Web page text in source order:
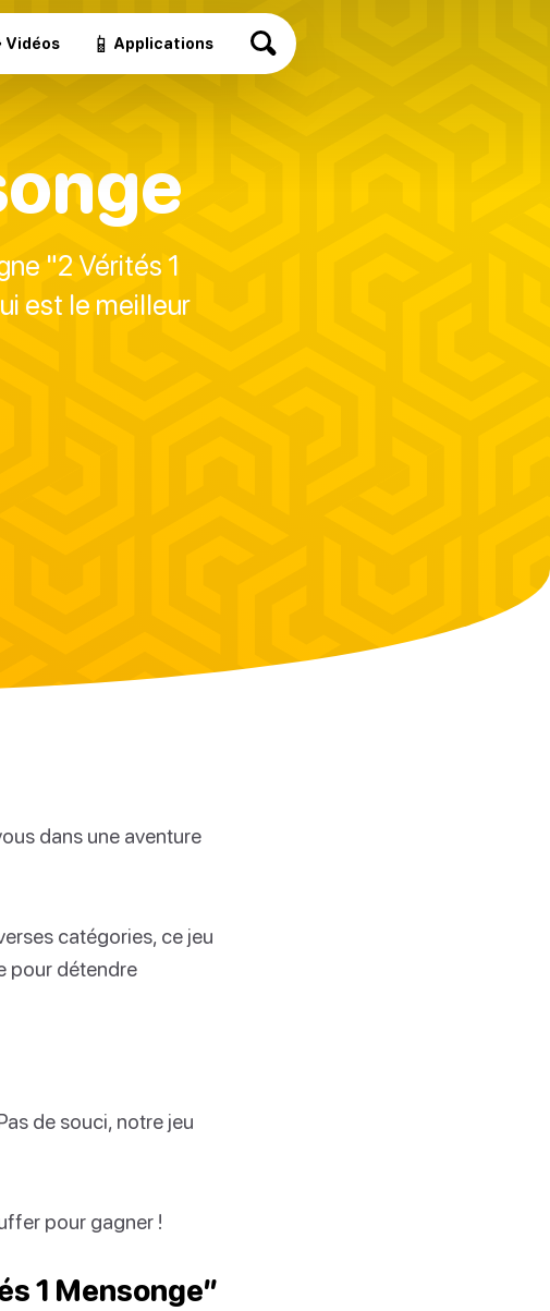
Vidéos 📱 Applications
"2 Vérités 1
est le meilleur
dans une aventure
catégories, ce jeu
pour détendre
de souci, notre jeu
pour gagner !
1 Mensonge”